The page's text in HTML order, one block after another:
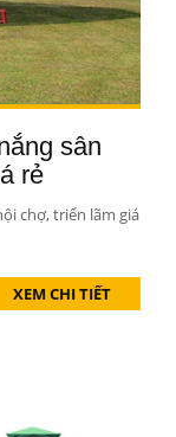
sân
rẻ
chợ, triển lãm giá
XEM CHI TIẾT